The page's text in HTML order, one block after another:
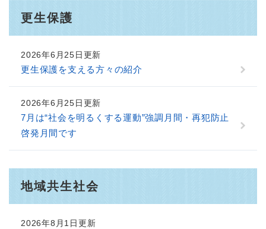
更生保護
2026年6月25日更新
更生保護を支える方々の紹介
2026年6月25日更新
7月は“社会を明るくする運動”強調月間・再犯防止
啓発月間です
地域共生社会
2026年8月1日更新